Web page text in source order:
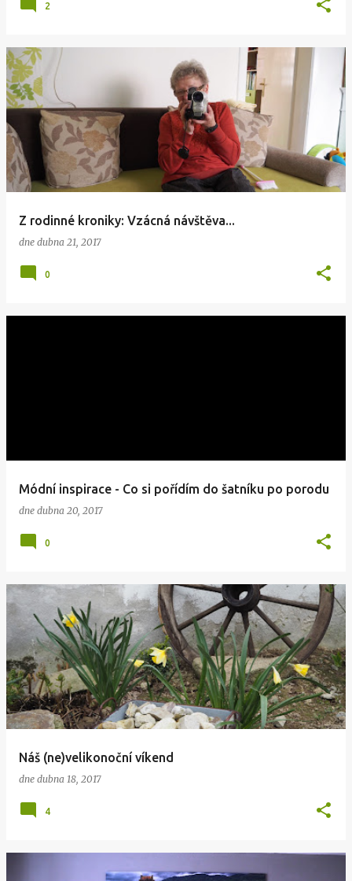
2
Z rodinné kroniky: Vzácná návštěva...
dne dubna 21, 2017
0
Módní inspirace - Co si pořídím do šatníku po porodu
dne dubna 20, 2017
0
Náš (ne)velikonoční víkend
dne dubna 18, 2017
4